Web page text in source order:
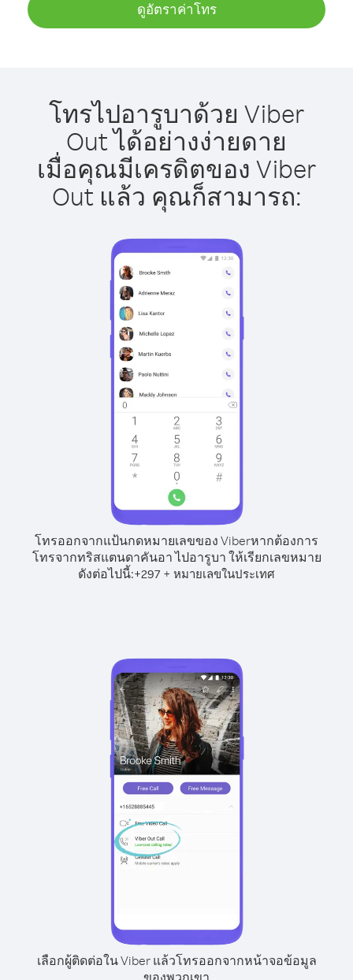
ดูอัตราค่าโทร
โทรไปอารูบาด้วย Viber
Out ได้อย่างง่ายดาย
เมื่อคุณมีเครดิตของ Viber
Out แล้ว คุณก็สามารถ:
โทรออกจากแป้นกดหมายเลขของ Viberหากต้องการ
โทรจากทริสแตนดาคันอา ไปอารูบา ให้เรียกเลขหมาย
ดังต่อไปนี้:+297 + หมายเลขในประเทศ
เลือกผู้ติดต่อใน Viber แล้วโทรออกจากหน้าจอข้อมูล
ของพวกเขา